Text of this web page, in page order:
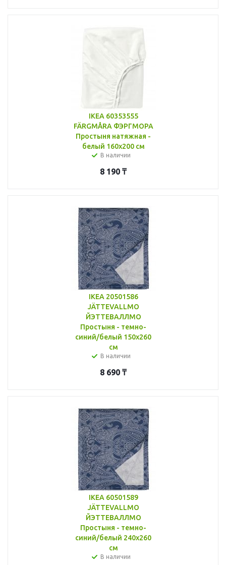
IKEA 60353555
FÄRGMÅRA ФЭРГМОРА
Простыня натяжная -
белый 160x200 см
В наличии
8 190 ₸
IKEA 20501586
JÄTTEVALLMO
ЙЭТТЕВАЛЛМО
Простыня - темно-
синий/белый 150x260
см
В наличии
8 690 ₸
IKEA 60501589
JÄTTEVALLMO
ЙЭТТЕВАЛЛМО
Простыня - темно-
синий/белый 240x260
см
В наличии